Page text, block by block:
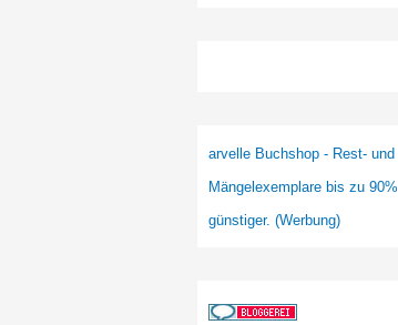
arvelle Buchshop - Rest- und
Mängelexemplare bis zu 90%
günstiger. (Werbung)